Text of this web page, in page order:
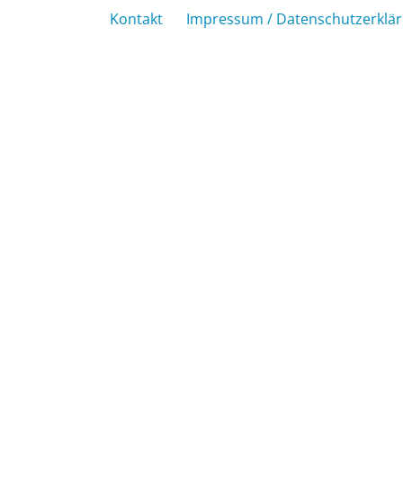
Kontakt Impressum /